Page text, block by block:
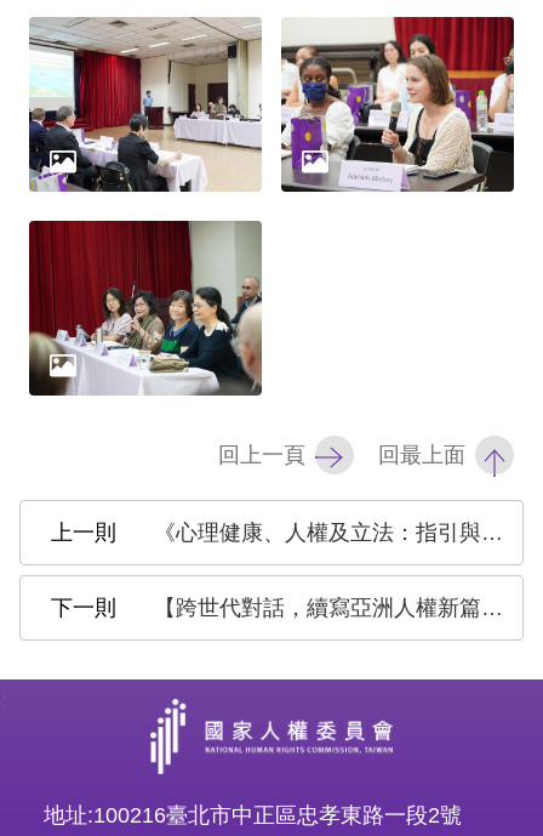
私
權
保
護
政
府
資
開
回上一頁 回最上面
《心理健康、人權及立法：指引與實踐》 (Mental health, human rights and legislation - Guidance and practice)
【跨世代對話，續寫亞洲人權新篇章！#2025亞洲人權跨世代對話論壇 開放報名】
地址:100216臺北市中正區忠孝東路一段2號